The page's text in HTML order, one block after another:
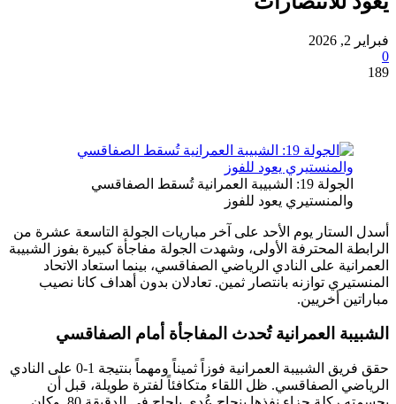
الجولة 19: الشبيبة العمرانية تُسقط الصفاقسي
يعود للفوز
يوم الأحد على آخر مباريات الجولة التاسعة عشرة من
المحترفة الأولى، وشهدت الجولة مفاجأة كبيرة بفوز الشبيبة
على النادي الرياضي الصفاقسي، بينما استعاد الاتحاد
توازنه بانتصار ثمين. تعادلان بدون أهداف كانا نصيب
أخريين.
العمرانية تُحدث المفاجأة أمام الصفاقسي
حقق فريق الشبيبة العمرانية فوزاً ثميناً ومهماً بنتيجة 1-0 على النادي
الصفاقسي. ظل اللقاء متكافئاً لفترة طويلة، قبل أن